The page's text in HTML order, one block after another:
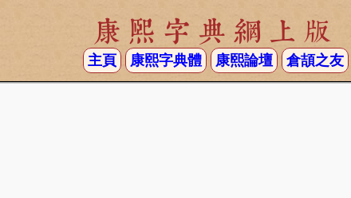
康熙字典網上版
主頁 康熙字典體 康熙論壇 倉頡之友